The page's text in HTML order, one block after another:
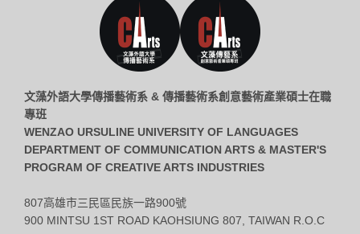
文藻外語大學傳播藝術系 & 傳播藝術系創意藝術產業碩士在職
專班
WENZAO URSULINE UNIVERSITY OF LANGUAGES
DEPARTMENT OF COMMUNICATION ARTS & MASTER'S
PROGRAM OF CREATIVE ARTS INDUSTRIES
807高雄市三民區民族一路900號
900 MINTSU 1ST ROAD KAOHSIUNG 807, TAIWAN R.O.C